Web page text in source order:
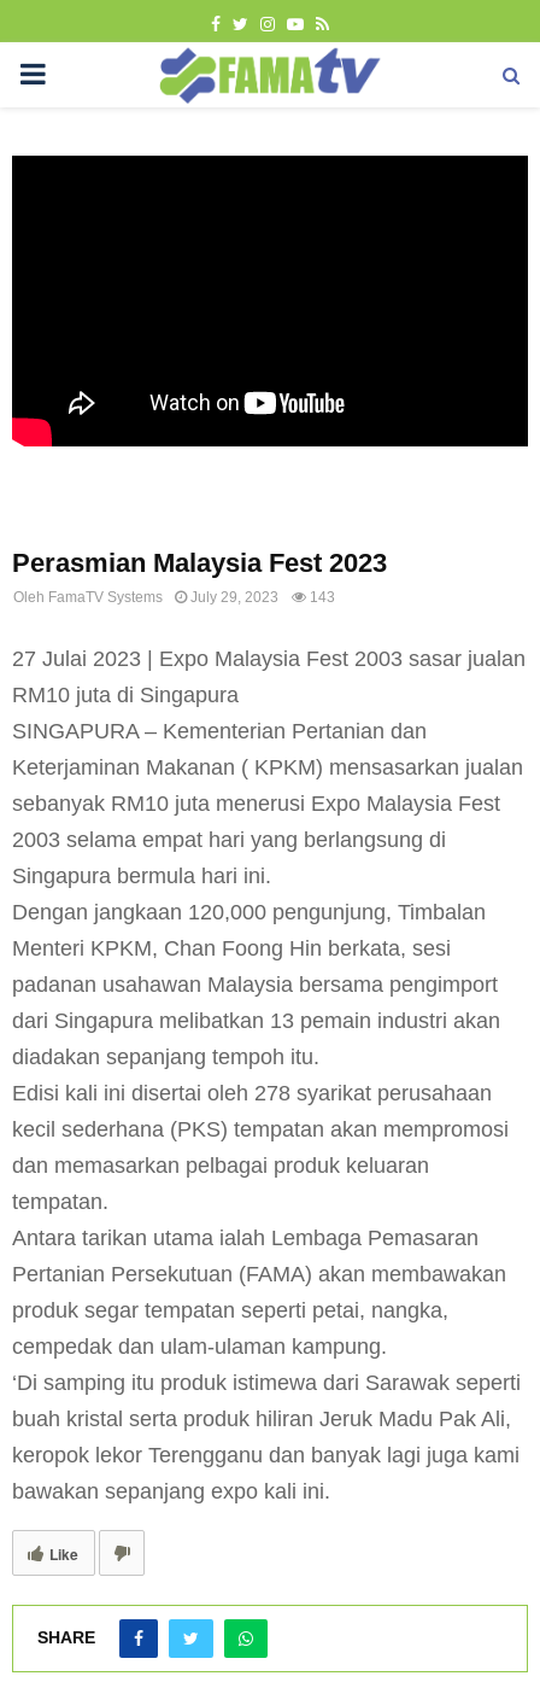
FACEBOOK
TWITTER
INSTAGRAM
YOUTUBE
RSS
PRIMARY
Perasmian Malaysia Fest 2023
Oleh FamaTV Systems July 29, 2023 143
27 Julai 2023 | Expo Malaysia Fest 2003 sasar jualan
RM10 juta di Singapura
SINGAPURA – Kementerian Pertanian dan
Keterjaminan Makanan ( KPKM) mensasarkan jualan
sebanyak RM10 juta menerusi Expo Malaysia Fest
2003 selama empat hari yang berlangsung di
Singapura bermula hari ini.
Dengan jangkaan 120,000 pengunjung, Timbalan
Menteri KPKM, Chan Foong Hin berkata, sesi
padanan usahawan Malaysia bersama pengimport
dari Singapura melibatkan 13 pemain industri akan
diadakan sepanjang tempoh itu.
Edisi kali ini disertai oleh 278 syarikat perusahaan
kecil sederhana (PKS) tempatan akan mempromosi
dan memasarkan pelbagai produk keluaran
tempatan.
Antara tarikan utama ialah Lembaga Pemasaran
Pertanian Persekutuan (FAMA) akan membawakan
produk segar tempatan seperti petai, nangka,
cempedak dan ulam-ulaman kampung.
‘Di samping itu produk istimewa dari Sarawak seperti
buah kristal serta produk hiliran Jeruk Madu Pak Ali,
keropok lekor Terengganu dan banyak lagi juga kami
bawakan sepanjang expo kali ini.
Like
SHARE